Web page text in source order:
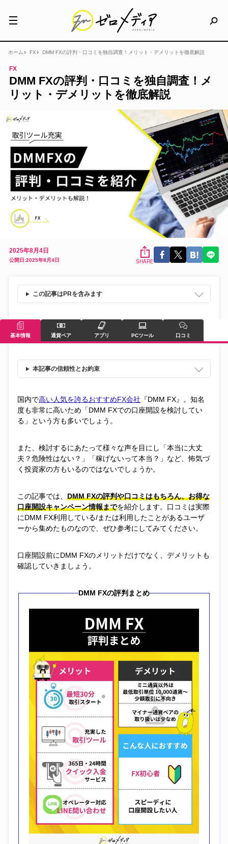
ホーム FX DMM FXの評判・口コミを独自調査！メリット・デメリットを徹底解説
FX
DMM FXの評判・口コミを独自調査！メ
リット・デメリットを徹底解説
2025年8月4日
公開日:2025年8月4日 SHARE
この記事はPRを含みます
基本情報 通貨ペア アプリ PCツール 口コミ
本記事の信頼性とお約束
国内で高い人気を誇るおすすめFX会社 『DMM FX』。知名
度も非常に高いため「DMM FXでの口座開設を検討してい
る」という方も多いでしょう。
また、検討するにあたって様々な声を目にし「本当に大丈
夫？危険性はない？」「稼げないって本当？」など、怖気づ
く投資家の方もいるのではないでしょうか。
この記事では、 DMM FXの評判や口コミはもちろん、お得な
口座開設キャンペーン情報までを紹介します。口コミは実際
にDMM FX利用している/または利用したことがあるユーザ
ーから集めたものなので、ぜひ参考にしてみてください。
口座開設前にDMM FXのメリットだけでなく、デメリットも
確認していきましょう。
DMM FXの評判まとめ